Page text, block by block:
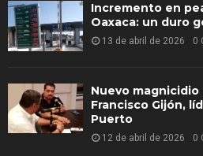
Incremento en
Oaxaca: un duro
13 de abril de 2026 0
Nuevo magnicidio
Francisco Gijón,
Puerto
12 de abril de 2026 0